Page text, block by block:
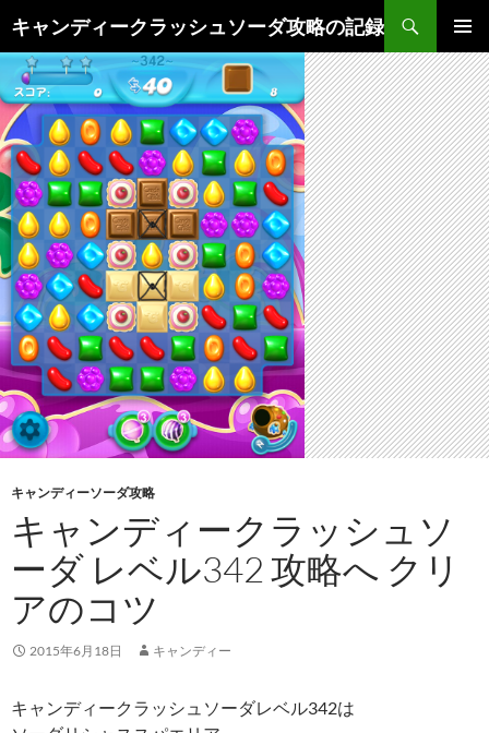
キャンディークラッシュソーダ攻略の記録
索
メインメ
ニュー
ン
テ
ン
ツ
へ
ス
キ
ッ
プ
キャンディーソーダ攻略
キャンディークラッシュソ
ーダ レベル342 攻略へ クリ
アのコツ
2015年6月18日 キャンディー
キャンディークラッシュソーダレベル342は